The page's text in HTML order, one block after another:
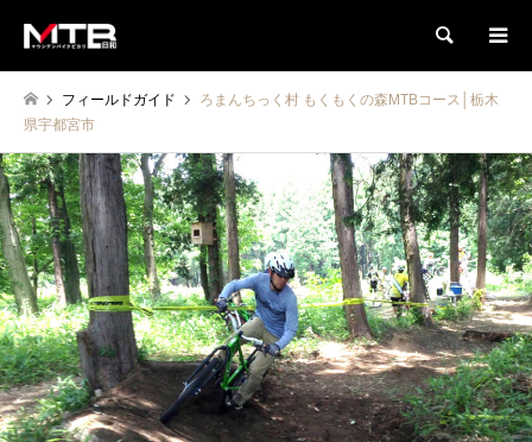
検索
フィールドガイド
ろまんちっく村 もくもくの森MTBコース│栃木
県宇都宮市